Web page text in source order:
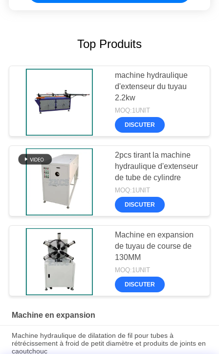
Top Produits
machine hydraulique
d'extenseur du tuyau
2.2kw
MOQ:1UNIT
DISCUTER
2pcs tirant la machine
hydraulique d'extenseur
de tube de cylindre
MOQ:1UNIT
DISCUTER
Machine en expansion
de tuyau de course de
130MM
MOQ:1UNIT
DISCUTER
Machine en expansion
Machine hydraulique de dilatation de fil pour tubes à
rétrécissement à froid de petit diamètre et produits de joints en
caoutchouc